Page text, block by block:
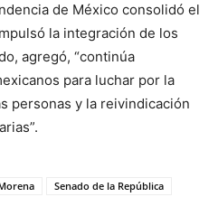
de México consolidó el
la integración de los
agregó, “continúa
para luchar por la
personas y la reivindicación
Senado de la República